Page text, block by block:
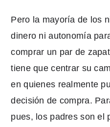
Pero la mayoría de los
dinero ni autonomía
comprar un par de
tiene que centrar su
en quienes realmente
decisión de compra.
pues, los padres son el